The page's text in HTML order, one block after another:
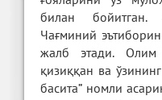
билан
Чағминий
жалб этади. Олим
қизиққан ва
басита” номли